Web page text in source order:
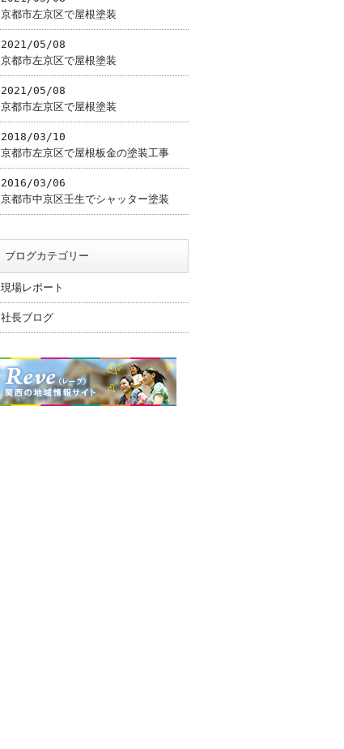
京都市左京区で屋根塗装
2021/05/08
京都市左京区で屋根塗装
2021/05/08
京都市左京区で屋根塗装
2018/03/10
京都市左京区で屋根板金の塗装工事
2016/03/06
京都市中京区壬生でシャッター塗装
ブログカテゴリー
現場レポート
社長ブログ